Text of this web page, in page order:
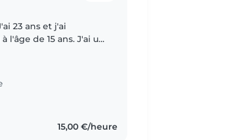
23 ans et j'ai
l'âge de 15 ans. J'ai un
15,00 €/heure